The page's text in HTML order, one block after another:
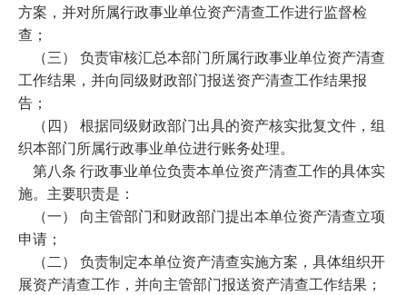
方案，并对所属行政事业单位资产清查工作进行监督检
查；
（三） 负责审核汇总本部门所属行政事业单位资产清查
工作结果，并向同级财政部门报送资产清查工作结果报
告；
（四） 根据同级财政部门出具的资产核实批复文件，组
织本部门所属行政事业单位进行账务处理。
第八条 行政事业单位负责本单位资产清查工作的具体实
施。主要职责是：
（一） 向主管部门和财政部门提出本单位资产清查立项
申请；
（二） 负责制定本单位资产清查实施方案，具体组织开
展资产清查工作，并向主管部门报送资产清查工作结果；